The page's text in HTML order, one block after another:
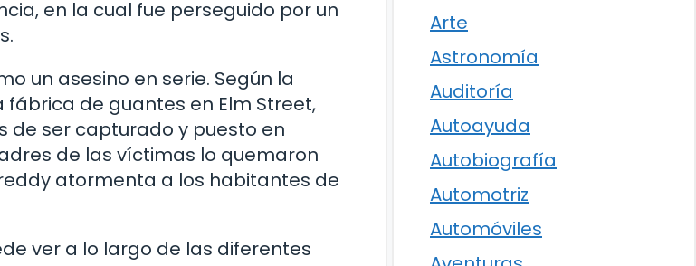
en la cual fue perseguido por un
un asesino en serie. Según la
de guantes en Elm Street,
de ser capturado y puesto en
de las víctimas lo quemaron
atormenta a los habitantes de
ver a lo largo de las diferentes
Arte
Astronomía
Auditoría
Autoayuda
Autobiografía
Automotriz
Automóviles